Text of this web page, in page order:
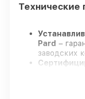
Технические
Pard –
заводских